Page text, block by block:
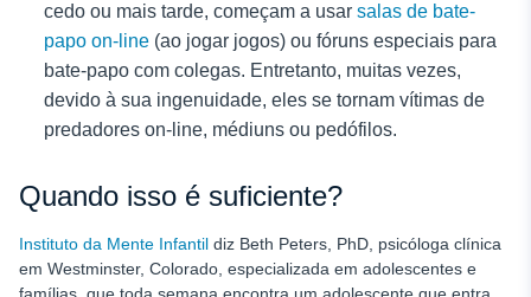
cedo ou mais tarde, começam a usar salas de bate-
papo on-line (ao jogar jogos) ou fóruns especiais para
bate-papo com colegas. Entretanto, muitas vezes,
devido à sua ingenuidade, eles se tornam vítimas de
predadores on-line, médiuns ou pedófilos.
Quando isso é suficiente?
Instituto da Mente Infantil diz Beth Peters, PhD, psicóloga clínica
em Westminster, Colorado, especializada em adolescentes e